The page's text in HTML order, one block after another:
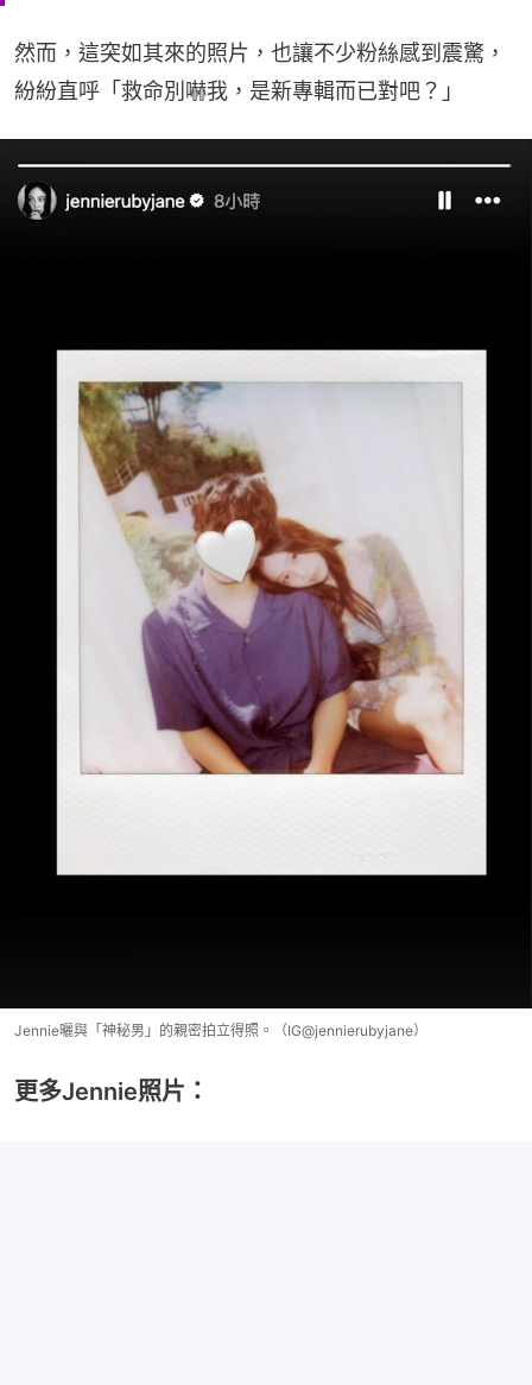
然而，這突如其來的照片，也讓不少粉絲感到震驚，
紛紛直呼「救命別嚇我，是新專輯而已對吧？」
Jennie曬與「神秘男」的親密拍立得照。（IG@jennierubyjane）
更多Jennie照片：